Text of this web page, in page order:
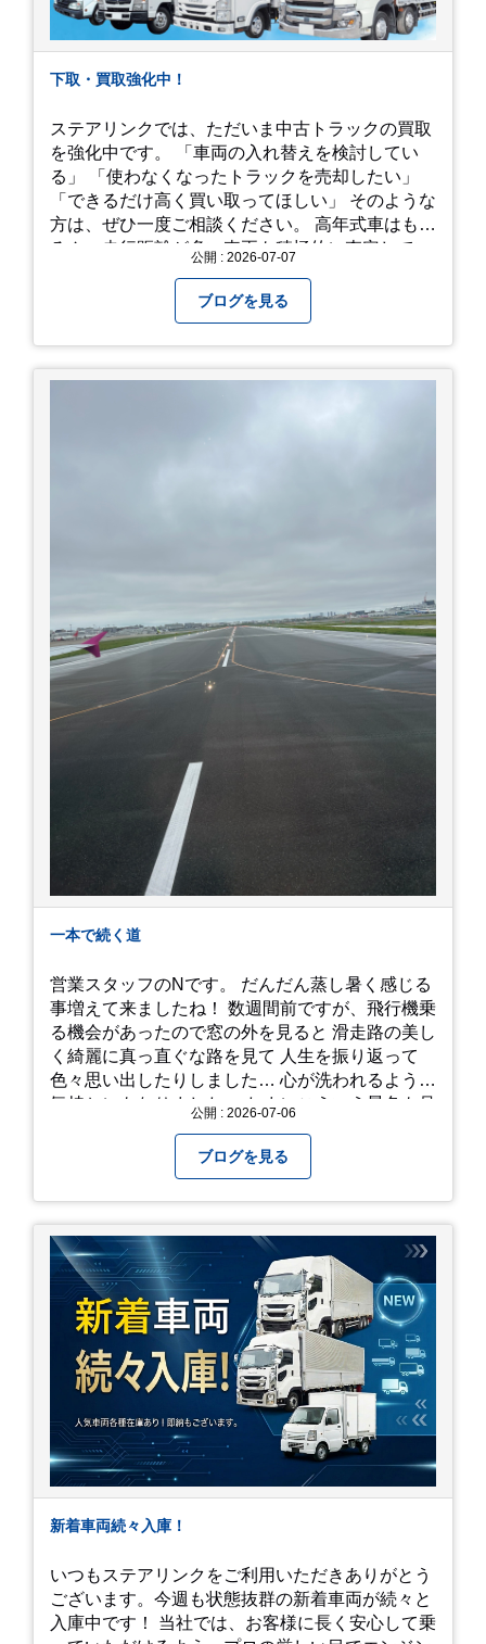
下取・買取強化中！
ステアリンクでは、ただいま中古トラックの買取
を強化中です。 「車両の入れ替えを検討してい
る」 「使わなくなったトラックを売却したい」
「できるだけ高く買い取ってほしい」 そのような
方は、ぜひ一度ご相談ください。 高年式車はもち
ろん、走行距離が多い車両も積極的に査定してい
ただいており、豊富な販売ネットワークを活かし
た高価買取が可能です。
公開 : 2026-07-07
ブログを見る
一本で続く道
営業スタッフのNです。 だんだん蒸し暑く感じる
事増えて来ましたね！ 数週間前ですが、飛行機乗
る機会があったので窓の外を見ると 滑走路の美し
く綺麗に真っ直ぐな路を見て 人生を振り返って
色々思い出したりしました… 心が洗われるような
気持ちにもなりました。 たまにこういう景色も見
番になりますが皆様方くれぐれもご自愛ください
公開 : 2026-07-06
ブログを見る
新着車両続々入庫！
いつもステアリンクをご利用いただきありがとう
ございます。今週も状態抜群の新着車両が続々と
入庫中です！ 当社では、お客様に長く安心して乗